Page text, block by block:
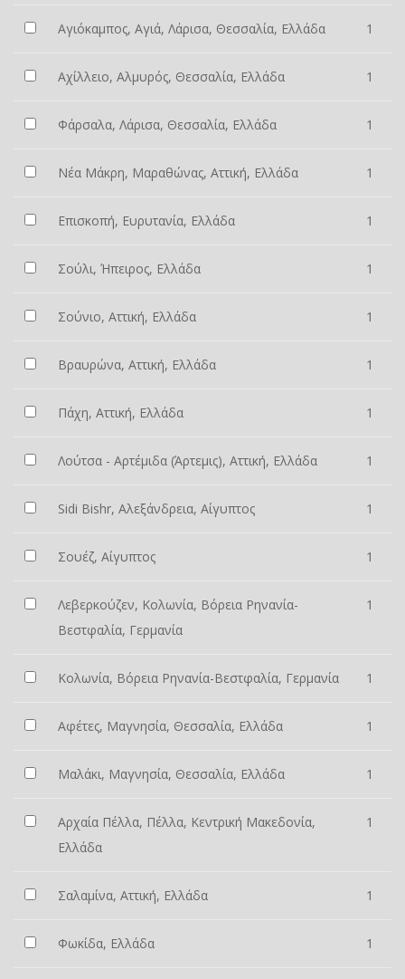
Αγιόκαμπος, Αγιά, Λάρισα, Θεσσαλία, Ελλάδα 1
Αχίλλειο, Αλμυρός, Θεσσαλία, Ελλάδα 1
Φάρσαλα, Λάρισα, Θεσσαλία, Ελλάδα 1
Νέα Μάκρη, Μαραθώνας, Αττική, Ελλάδα 1
Επισκοπή, Ευρυτανία, Ελλάδα 1
Σούλι, Ήπειρος, Ελλάδα 1
Σούνιο, Αττική, Ελλάδα 1
Βραυρώνα, Αττική, Ελλάδα 1
Πάχη, Αττική, Ελλάδα 1
Λούτσα - Αρτέμιδα (Άρτεμις), Αττική, Ελλάδα 1
Sidi Bishr, Αλεξάνδρεια, Αίγυπτος 1
Σουέζ, Αίγυπτος 1
Λεβερκούζεν, Κολωνία, Βόρεια Ρηνανία-
Βεστφαλία, Γερμανία
1
Κολωνία, Βόρεια Ρηνανία-Βεστφαλία, Γερμανία 1
Αφέτες, Μαγνησία, Θεσσαλία, Ελλάδα 1
Μαλάκι, Μαγνησία, Θεσσαλία, Ελλάδα 1
Αρχαία Πέλλα, Πέλλα, Κεντρική Μακεδονία,
Ελλάδα
1
Σαλαμίνα, Αττική, Ελλάδα 1
Φωκίδα, Ελλάδα 1